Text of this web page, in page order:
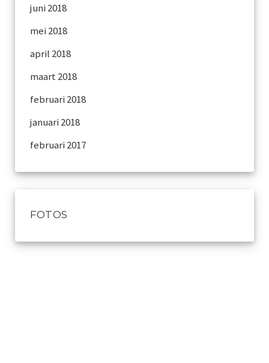
juni 2018
mei 2018
april 2018
maart 2018
februari 2018
januari 2018
februari 2017
FOTOS